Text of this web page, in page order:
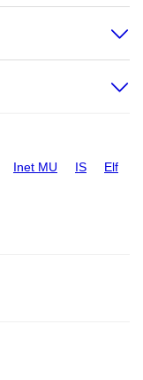
Inet MU IS Elf